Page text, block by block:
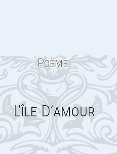
Poème:
L’île D’amour